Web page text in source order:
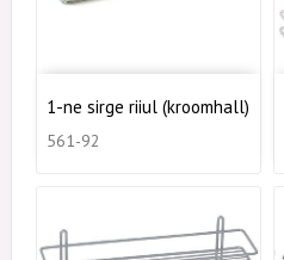
1-ne sirge riiul (kroomhall)
561-92